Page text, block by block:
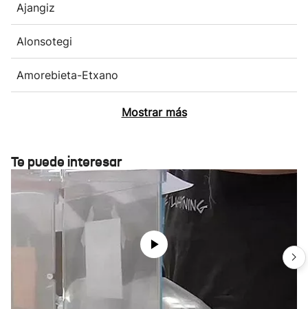
Ajangiz
Alonsotegi
Amorebieta-Etxano
Mostrar más
Te puede interesar